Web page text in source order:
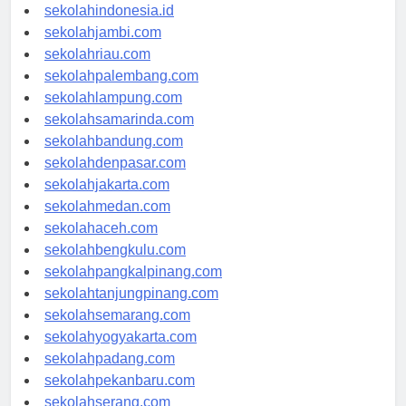
rsud-indonesia.org
sekolahindonesia.id
sekolahjambi.com
sekolahriau.com
sekolahpalembang.com
sekolahlampung.com
sekolahsamarinda.com
sekolahbandung.com
sekolahdenpasar.com
sekolahjakarta.com
sekolahmedan.com
sekolahaceh.com
sekolahbengkulu.com
sekolahpangkalpinang.com
sekolahtanjungpinang.com
sekolahsemarang.com
sekolahyogyakarta.com
sekolahpadang.com
sekolahpekanbaru.com